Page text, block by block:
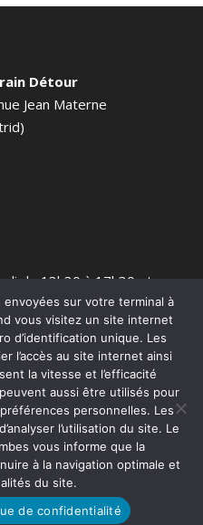
Détour
Jean Materne
de 13h30 à 17h30 et
Détour 2026
Frippiat
sur votre terminal à
vous visitez un site internet
d’identification unique. Les
l’accès au site internet ainsi
la vitesse et l’efficacité
aussi être utilisés pour
personnelles. Les
l’utilisation du site. Le
vous informe que la
à la navigation optimale et
du site.
de confidentialité